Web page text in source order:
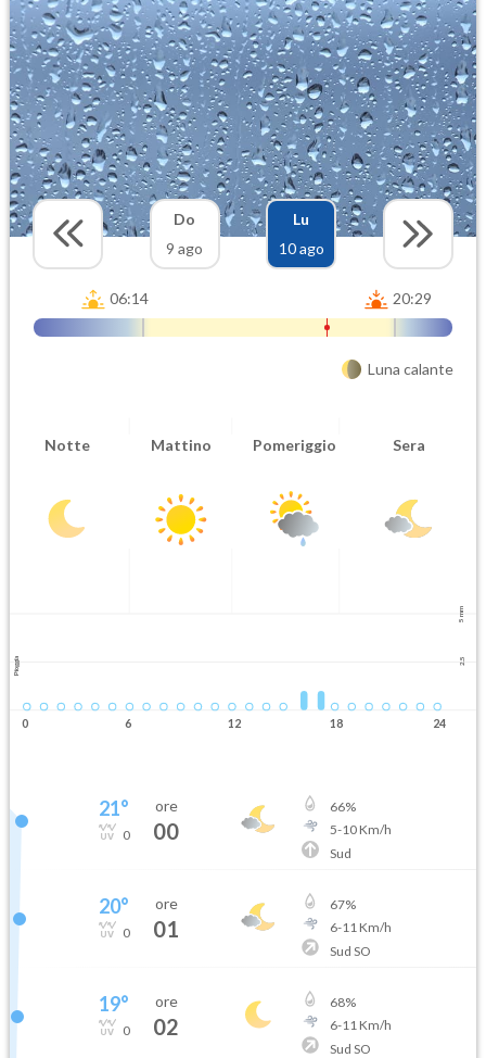
Do
9 ago
Lu
10 ago
06:14 20:29
Luna calante
Notte Mattino Pomeriggio Sera
5 mm
2.5
Pioggia
0 6 12 18 24
21°
0
ore
00
66%
5-10Km/h
Sud
20°
0
ore
01
67%
6-11Km/h
Sud SO
19°
0
ore
02
68%
6-11Km/h
Sud SO